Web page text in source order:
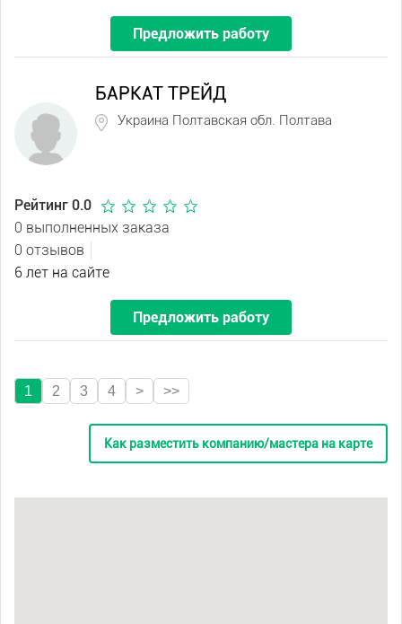
Предложить работу
БАРКАТ ТРЕЙД
Украина Полтавская обл. Полтава
Рейтинг 0.0
0 выполненных заказа
0 отзывов
6 лет на сайте
Предложить работу
1 2 3 4 > >>
Как разместить компанию/мастера на карте